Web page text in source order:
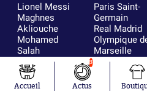
Lionel Messi
Maghnes
Akliouche
Mohamed
Salah
Neymar
Julián Álvarez
Ferrán Torres
Kilian Corredor
Paris Saint-
Germain
Real Madrid
Olympique
Marseille
FIFA
FC Barcelone
Argentine
Olympique
Accueil
8
Actus